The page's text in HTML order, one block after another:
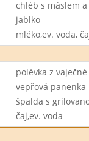
chléb s máslem
jablko
mléko,ev. voda,
polévka z
vepřová
špalda s
čaj,ev. voda